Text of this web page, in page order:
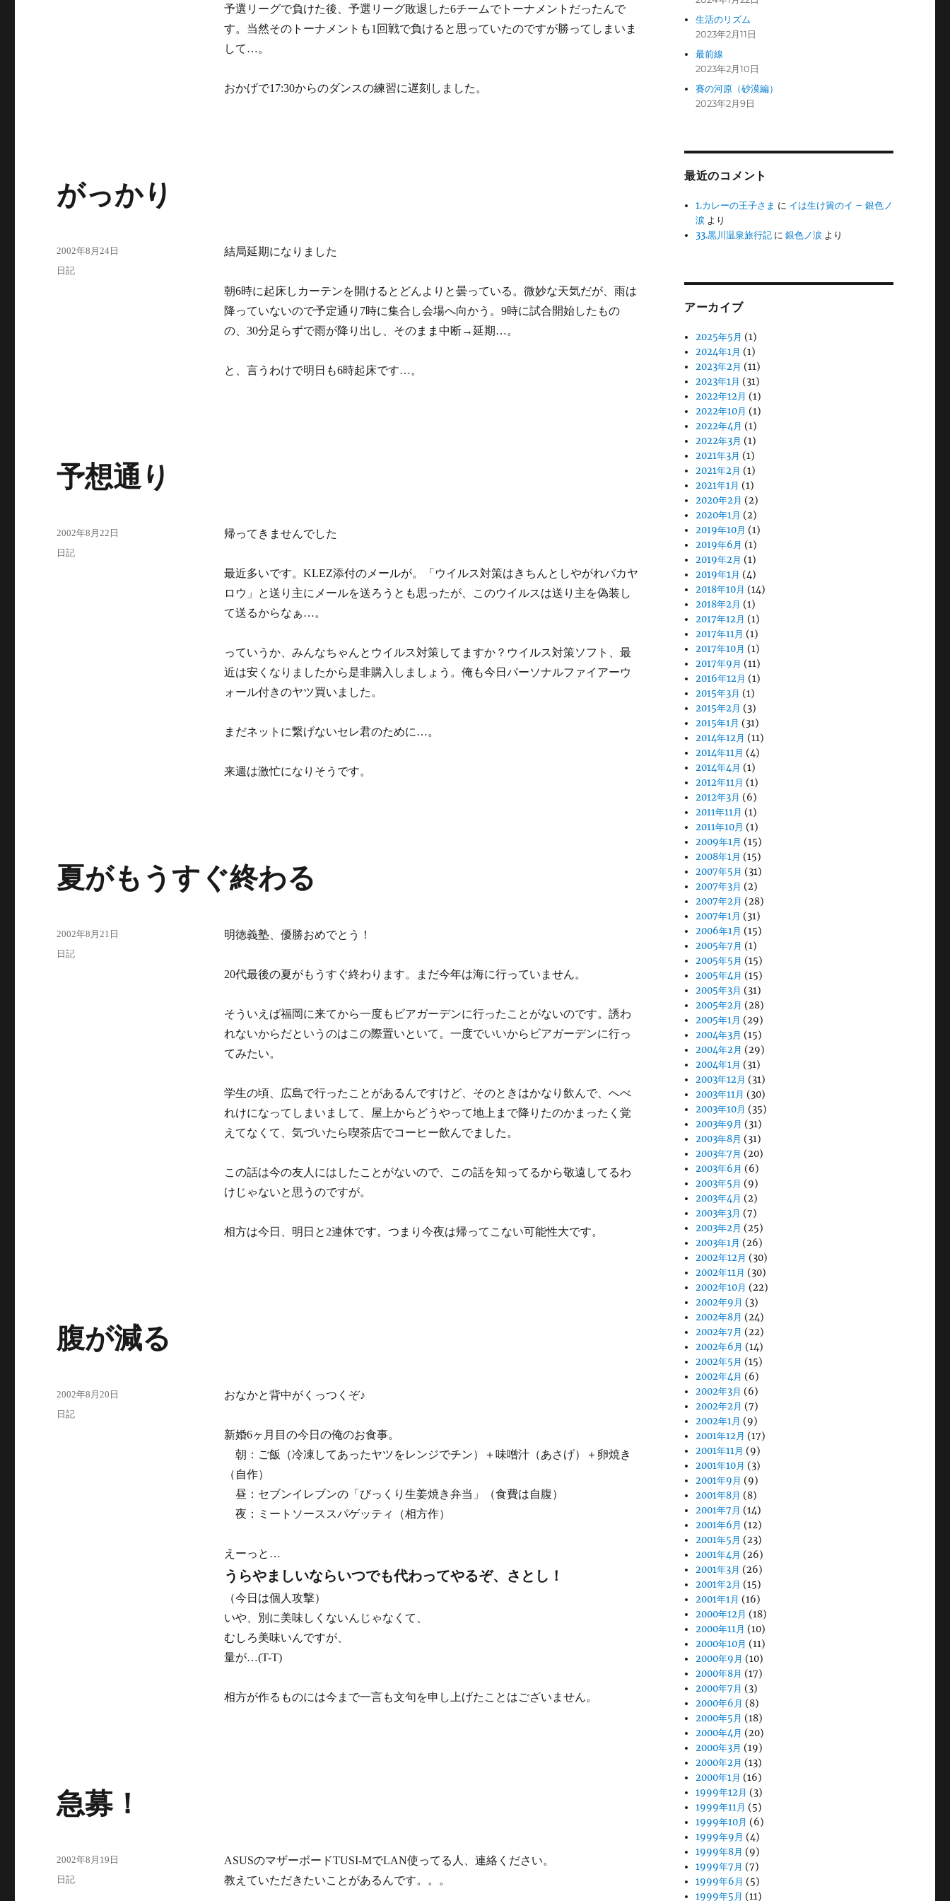
予選リーグで負けた後、予選リーグ敗退した6チームでトーナメントだったんで
す。当然そのトーナメントも1回戦で負けると思っていたのですが勝ってしまいま
して…。
おかげで17:30からのダンスの練習に遅刻しました。
がっかり
結局延期になりました
朝6時に起床しカーテンを開けるとどんよりと曇っている。微妙な天気だが、雨は
降っていないので予定通り7時に集合し会場へ向かう。9時に試合開始したもの
の、30分足らずで雨が降り出し、そのまま中断→延期…。
と、言うわけで明日も6時起床です…。
投
稿
2002年8月24日
カ
日記
予想通り
帰ってきませんでした
最近多いです。KLEZ添付のメールが。「ウイルス対策はきちんとしやがれバカヤ
ロウ」と送り主にメールを送ろうとも思ったが、このウイルスは送り主を偽装し
て送るからなぁ…。
っていうか、みんなちゃんとウイルス対策してますか？ウイルス対策ソフト、最
近は安くなりましたから是非購入しましょう。俺も今日パーソナルファイアーウ
ォール付きのヤツ買いました。
まだネットに繋げないセレ君のために…。
来週は激忙になりそうです。
投
稿
2002年8月22日
カ
日記
夏がもうすぐ終わる
明徳義塾、優勝おめでとう！
20代最後の夏がもうすぐ終わります。まだ今年は海に行っていません。
そういえば福岡に来てから一度もビアガーデンに行ったことがないのです。誘わ
れないからだというのはこの際置いといて。一度でいいからビアガーデンに行っ
てみたい。
学生の頃、広島で行ったことがあるんですけど、そのときはかなり飲んで、へべ
れけになってしまいまして、屋上からどうやって地上まで降りたのかまったく覚
えてなくて、気づいたら喫茶店でコーヒー飲んでました。
この話は今の友人にはしたことがないので、この話を知ってるから敬遠してるわ
けじゃないと思うのですが。
相方は今日、明日と2連休です。つまり今夜は帰ってこない可能性大です。
投
稿
2002年8月21日
カ
日記
腹が減る
おなかと背中がくっつくぞ♪
新婚6ヶ月目の今日の俺のお食事。
朝：ご飯（冷凍してあったヤツをレンジでチン）＋味噌汁（あさげ）＋卵焼き
（自作）
昼：セブンイレブンの「びっくり生姜焼き弁当」（食費は自腹）
夜：ミートソーススパゲッティ（相方作）
えーっと…
うらやましいならいつでも代わってやるぞ、さとし！
（今日は個人攻撃）
いや、別に美味しくないんじゃなくて、
むしろ美味いんですが、
量が…(T-T)
相方が作るものには今まで一言も文句を申し上げたことはございません。
投
稿
2002年8月20日
カ
日記
急募！
ASUSのマザーボードTUSI-MでLAN使ってる人、連絡ください。
教えていただきたいことがあるんです。。。
投
稿
2002年8月19日
カ
日記
生活のリズム
2023年2月11日
最前線
2023年2月10日
賽の河原（砂漠編）
2023年2月9日
最近のコメント
1.カレーの王子さま に イは生け簀のイ – 銀色ノ
涙 より
33.黒川温泉旅行記 に銀色ノ涙 より
アーカイブ
2025年5月 (1)
2024年1月 (1)
2023年2月 (11)
2023年1月 (31)
2022年12月 (1)
2022年10月 (1)
2022年4月 (1)
2022年3月 (1)
2021年3月 (1)
2021年2月 (1)
2021年1月 (1)
2020年2月 (2)
2020年1月 (2)
2019年10月 (1)
2019年6月 (1)
2019年2月 (1)
2019年1月 (4)
2018年10月 (14)
2018年2月 (1)
2017年12月 (1)
2017年11月 (1)
2017年10月 (1)
2017年9月 (11)
2016年12月 (1)
2015年3月 (1)
2015年2月 (3)
2015年1月 (31)
2014年12月 (11)
2014年11月 (4)
2014年4月 (1)
2012年11月 (1)
2012年3月 (6)
2011年11月 (1)
2011年10月 (1)
2009年1月 (15)
2008年1月 (15)
2007年5月 (31)
2007年3月 (2)
2007年2月 (28)
2007年1月 (31)
2006年1月 (15)
2005年7月 (1)
2005年5月 (15)
2005年4月 (15)
2005年3月 (31)
2005年2月 (28)
2005年1月 (29)
2004年3月 (15)
2004年2月 (29)
2004年1月 (31)
2003年12月 (31)
2003年11月 (30)
2003年10月 (35)
2003年9月 (31)
2003年8月 (31)
2003年7月 (20)
2003年6月 (6)
2003年5月 (9)
2003年4月 (2)
2003年3月 (7)
2003年2月 (25)
2003年1月 (26)
2002年12月 (30)
2002年11月 (30)
2002年10月 (22)
2002年9月 (3)
2002年8月 (24)
2002年7月 (22)
2002年6月 (14)
2002年5月 (15)
2002年4月 (6)
2002年3月 (6)
2002年2月 (7)
2002年1月 (9)
2001年12月 (17)
2001年11月 (9)
2001年10月 (3)
2001年9月 (9)
2001年8月 (8)
2001年7月 (14)
2001年6月 (12)
2001年5月 (23)
2001年4月 (26)
2001年3月 (26)
2001年2月 (15)
2001年1月 (16)
2000年12月 (18)
2000年11月 (10)
2000年10月 (11)
2000年9月 (10)
2000年8月 (17)
2000年7月 (3)
2000年6月 (8)
2000年5月 (18)
2000年4月 (20)
2000年3月 (19)
2000年2月 (13)
2000年1月 (16)
1999年12月 (3)
1999年11月 (5)
1999年10月 (6)
1999年9月 (4)
1999年8月 (9)
1999年7月 (7)
1999年6月 (5)
1999年5月 (11)